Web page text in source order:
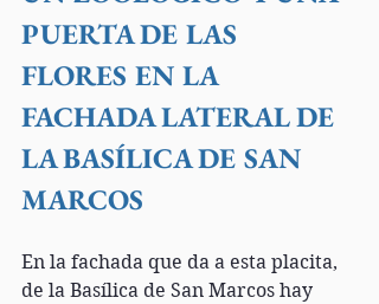
PUERTA DE LAS
FLORES EN LA
FACHADA LATERAL DE
LA BASÍLICA DE SAN
MARCOS
En la fachada que da a esta placita,
de la Basílica de San Marcos hay